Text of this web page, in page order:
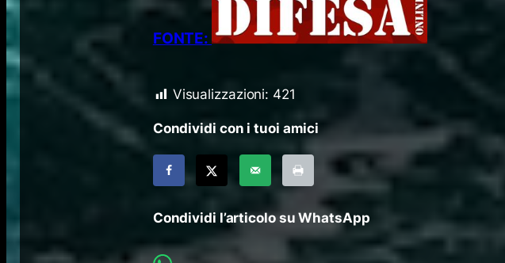
FONTE:
Visualizzazioni: 421
Condividi con i tuoi amici
Condividi l’articolo su WhatsApp